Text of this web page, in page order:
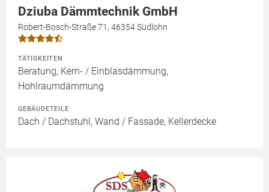
Dziuba Dämmtechnik GmbH
Robert-Bosch-Straße 71, 46354 Südlohn
TÄTIGKEITEN
Beratung, Kern- / Einblasdämmung,
Hohlraumdämmung
GEBÄUDETEILE
Dach / Dachstuhl, Wand / Fassade, Kellerdecke